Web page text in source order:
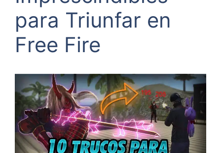
para Triunfar en
Free Fire